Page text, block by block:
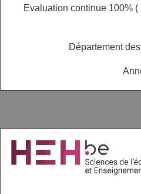
Evaluation continue 100%
Département